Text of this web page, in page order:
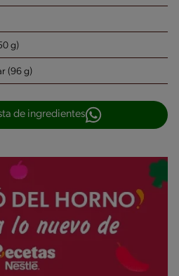
g)
(96 g)
de ingredientes